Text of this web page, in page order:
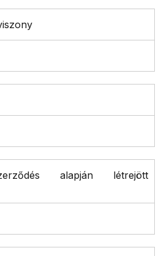
alapján létrejött